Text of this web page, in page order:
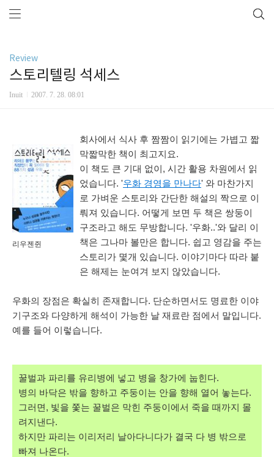
Review
스토리텔링 석세스
Inuit 2007. 7. 28. 08:01
리우젠쥔
회사에서 식사 후 짬짬이 읽기에는 가볍고 짧
막짧막한 책이 최고지요.
이 책도 큰 기대 없이, 시간 활용 차원에서 읽
었습니다. '우화 경영을 만나다' 와 마찬가지
로 가벼운 스토리와 간단한 해설의 짝으로 이
뤄져 있습니다. 어떻게 보면 두 책은 쌍둥이
구조라고 해도 무방합니다. '우화..'와 달리 이
책은 그나마 볼만은 합니다. 쉽고 영감을 주는
스토리가 몇개 있습니다. 이야기마다 따라 붙
은 해제는 눈여겨 보지 않았습니다.
우화의 장점은 확실히 존재합니다. 단순하면서도 명료한 이야
기구조와 다양하게 해석이 가능한 날 재료란 점에서 말입니다.
예를 들어 이렇습니다.
꿀벌과 파리를 유리병에 넣고 병을 창가에 눕힌다.
병의 바닥은 밖을 향하고 주둥이는 안을 향해 열어 놓는다.
그러면, 빛을 쫓는 꿀벌은 막힌 주둥이에서 죽을 때까지 몰
려지낸다.
하지만 파리는 이리저리 날아다니다가 결국 다 병 밖으로
빠져 나온다.